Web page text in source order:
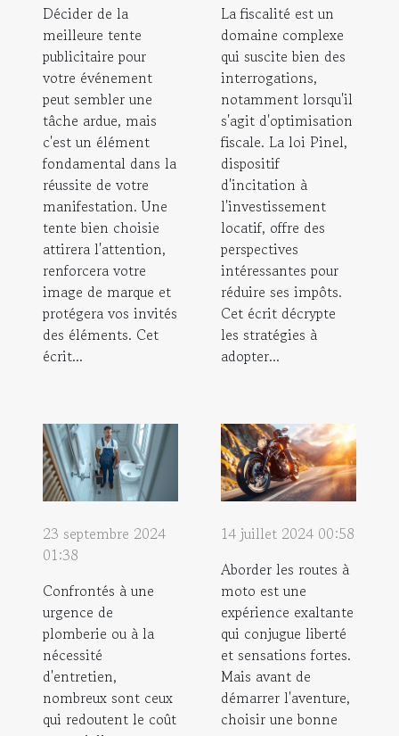
Décider de la
meilleure tente
publicitaire pour
votre événement
peut sembler une
tâche ardue, mais
c'est un élément
fondamental dans la
réussite de votre
manifestation. Une
tente bien choisie
attirera l'attention,
renforcera votre
image de marque et
protégera vos invités
des éléments. Cet
écrit...
La fiscalité est un
domaine complexe
qui suscite bien des
interrogations,
notamment lorsqu'il
s'agit d'optimisation
fiscale. La loi Pinel,
dispositif
d'incitation à
l'investissement
locatif, offre des
perspectives
intéressantes pour
réduire ses impôts.
Cet écrit décrypte
les stratégies à
adopter...
23 septembre 2024
01:38
Confrontés à une
urgence de
plomberie ou à la
nécessité
d'entretien,
nombreux sont ceux
qui redoutent le coût
14 juillet 2024 00:58
Aborder les routes à
moto est une
expérience exaltante
qui conjugue liberté
et sensations fortes.
Mais avant de
démarrer l'aventure,
choisir une bonne